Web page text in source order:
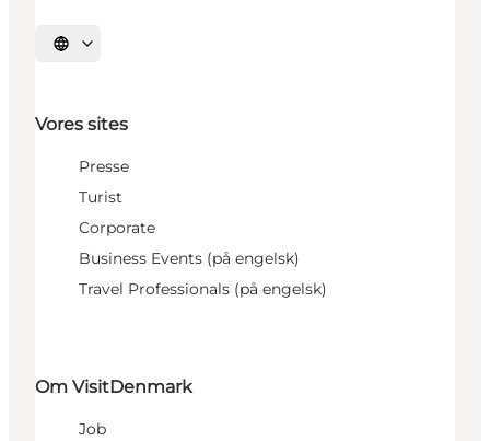
Vælg sprog
Vores sites
Presse
Turist
Corporate
Business Events (på engelsk)
Travel Professionals (på engelsk)
Om VisitDenmark
Job